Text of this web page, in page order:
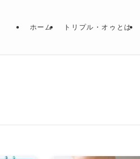
ホーム トリプル・オゥとは